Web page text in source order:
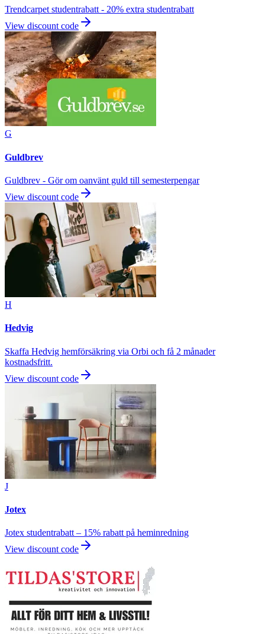
Trendcarpet studentrabatt - 20% extra studentrabatt
View discount code
G
Guldbrev
Guldbrev - Gör om oanvänt guld till semesterpengar
View discount code
H
Hedvig
Skaffa Hedvig hemförsäkring via Orbi och få 2 månader
kostnadsfritt.
View discount code
J
Jotex
Jotex studentrabatt – 15% rabatt på heminredning
View discount code